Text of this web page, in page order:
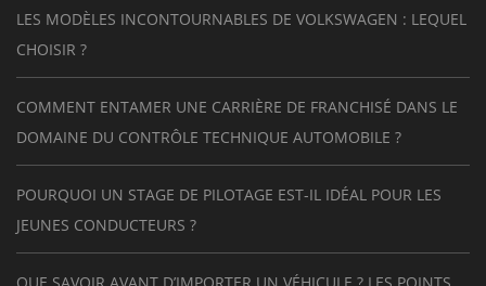
LES MODÈLES INCONTOURNABLES DE VOLKSWAGEN : LEQUEL
CHOISIR ?
COMMENT ENTAMER UNE CARRIÈRE DE FRANCHISÉ DANS LE
DOMAINE DU CONTRÔLE TECHNIQUE AUTOMOBILE ?
POURQUOI UN STAGE DE PILOTAGE EST-IL IDÉAL POUR LES
JEUNES CONDUCTEURS ?